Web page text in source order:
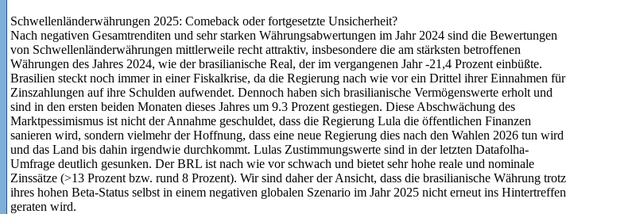
Schwellenländerwährungen 2025: Comeback oder fortgesetzte Unsicherheit?
Nach negativen Gesamtrenditen und sehr starken Währungsabwertungen im Jahr 2024 sind die Bewertungen
von Schwellenländerwährungen mittlerweile recht attraktiv, insbesondere die am stärksten betroffenen
Währungen des Jahres 2024, wie der brasilianische Real, der im vergangenen Jahr -21,4 Prozent einbüßte.
Brasilien steckt noch immer in einer Fiskalkrise, da die Regierung nach wie vor ein Drittel ihrer Einnahmen für
Zinszahlungen auf ihre Schulden aufwendet. Dennoch haben sich brasilianische Vermögenswerte erholt und
sind in den ersten beiden Monaten dieses Jahres um 9.3 Prozent gestiegen. Diese Abschwächung des
Marktpessimismus ist nicht der Annahme geschuldet, dass die Regierung Lula die öffentlichen Finanzen
sanieren wird, sondern vielmehr der Hoffnung, dass eine neue Regierung dies nach den Wahlen 2026 tun wird
und das Land bis dahin irgendwie durchkommt. Lulas Zustimmungswerte sind in der letzten Datafolha-
Umfrage deutlich gesunken. Der BRL ist nach wie vor schwach und bietet sehr hohe reale und nominale
Zinssätze (>13 Prozent bzw. rund 8 Prozent). Wir sind daher der Ansicht, dass die brasilianische Währung trotz
ihres hohen Beta-Status selbst in einem negativen globalen Szenario im Jahr 2025 nicht erneut ins Hintertreffen
geraten wird.